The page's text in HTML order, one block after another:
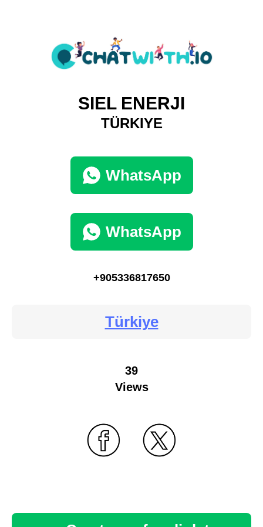
SIEL ENERJI
TÜRKIYE
WhatsApp
WhatsApp
+905336817650
Türkiye
39
Views